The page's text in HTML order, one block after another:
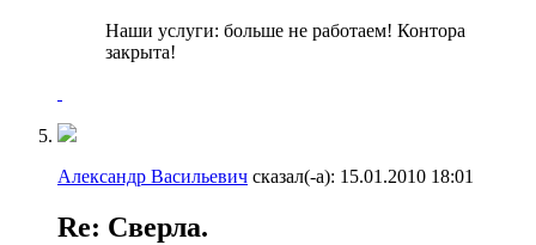
Наши услуги: больше не работаем! Контора
закрыта!
Александр Васильевич сказал(-а): 15.01.2010 18:01
Re: Сверла.